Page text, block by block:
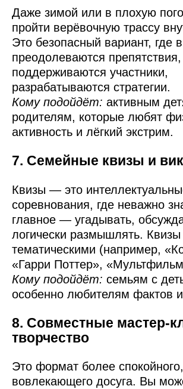
Даже зимой или в плохую
пройти верёвочную трассу
Это безопасный вариант, где
преодолеваются препятствия,
поддерживаются участники,
разрабатываются стратегии.
Кому подойдёт: активным
родителям, которые любят
активность и лёгкий экстрим.
7. Семейные квизы и
Квизы — это
соревнования, где неважно
главное — угадывать,
логически размышлять. Квизы
тематическими (например,
«Гарри Поттер»,
Кому подойдёт: семьям с
особенно любителям фактов и
8. Совместные мастер-
творчество
Это формат более
вовлекающего досуга. Вы